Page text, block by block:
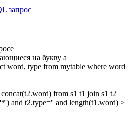
запрос
на букву а
word, type from mytable where word
from s1 t1 join s1 t2
and t2.type='' and length(t1.word) >